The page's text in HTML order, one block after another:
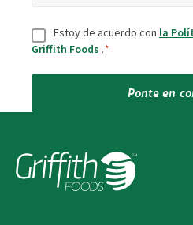
Consentir
Estoy de acuerdo con la
Griffith Foods .*
Ponte en